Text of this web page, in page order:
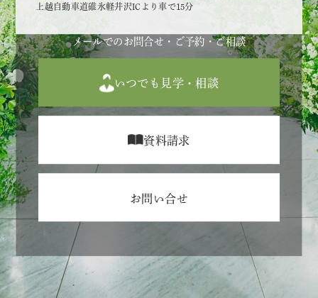
上越自動車道碓氷軽井沢ICより車で15分
メールでのお問合せ・ご予約・ご相談
いつでも見学・相談
資料請求
お問い合せ